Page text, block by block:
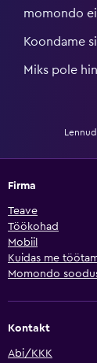
momondo
Koondame
Miks pole
Lennud
Firma
Teave
Töökohad
Mobiil
Kuidas me
Momondo
Kontakt
Abi/KKK